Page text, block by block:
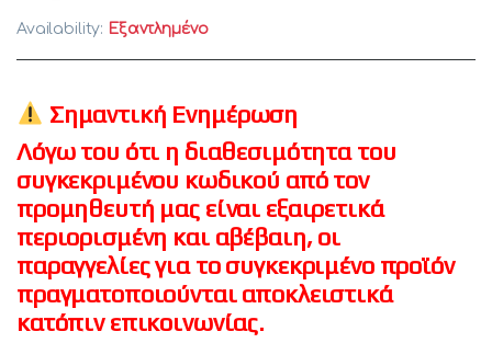
Availability: Εξαντλημένο
Σημαντική Ενημέρωση
Λόγω του ότι η διαθεσιμότητα του
συγκεκριμένου κωδικού από τον
προμηθευτή μας είναι εξαιρετικά
περιορισμένη και αβέβαιη, οι
παραγγελίες για το συγκεκριμένο προϊόν
πραγματοποιούνται αποκλειστικά
κατόπιν επικοινωνίας.